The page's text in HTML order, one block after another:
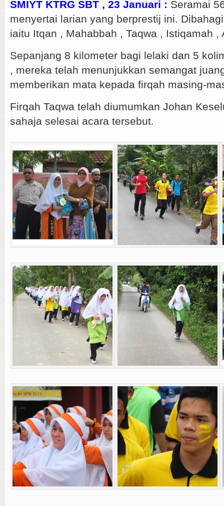
SMIYT KTRG SBT , 23 Januari : Seramai
menyertai larian yang berprestij ini.
iaitu Itqan , Mahabbah , Taqwa , Istiqamah ,
Sepanjang 8 kilometer bagi lelaki dan 5
, mereka telah menunjukkan semangat
memberikan mata kepada firqah masing-
Firqah Taqwa telah diumumkan Johan
sahaja selesai acara tersebut.